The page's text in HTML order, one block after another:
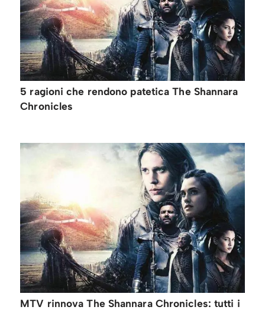
5 ragioni che rendono patetica The Shannara
Chronicles
MTV rinnova The Shannara Chronicles: tutti i